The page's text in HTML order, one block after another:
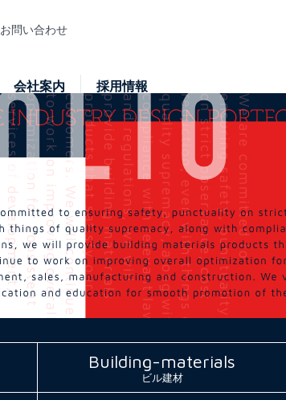
お問い合わせ
会社案内 採用情報
Building-materials
ビル建材